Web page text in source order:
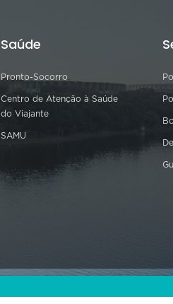
Saúde
Pronto-Socorro
Centro de Atenção à Saúde
do Viajante
SAMU